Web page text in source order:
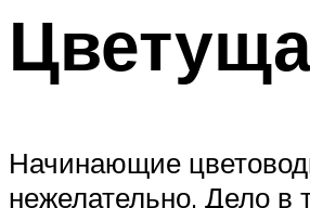
Начинающие
нежелательно. Дело в